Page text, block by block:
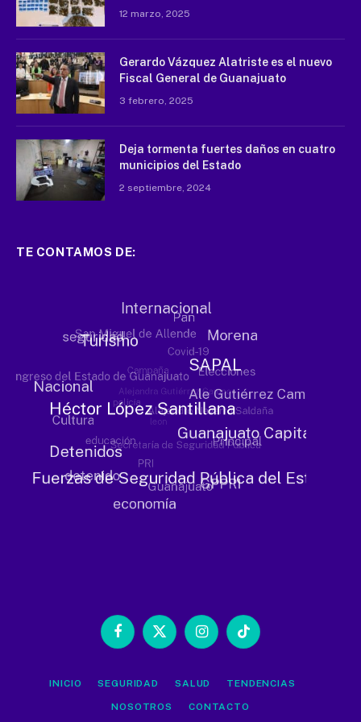
12 marzo, 2025
Gerardo Vázquez Alatriste es el nuevo
Fiscal General de Guanajuato
3 febrero, 2025
Deja tormenta fuertes daños en cuatro
municipios del Estado
2 septiembre, 2024
TE CONTAMOS DE:
Facebook
X
InstagramTikTok
INICIO SEGURIDAD SALUD TENDENCIAS
NOSOTROS CONTACTO